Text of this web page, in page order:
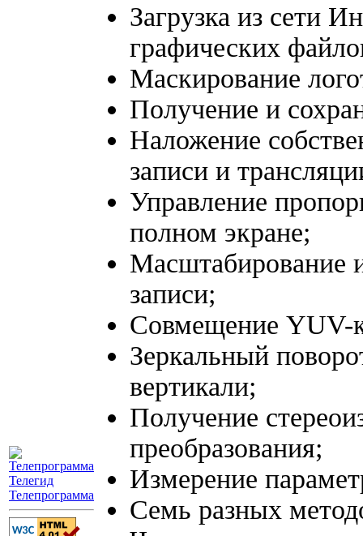
Телепрограмма
Загрузка из сети
графических
Маскирование
Получение и
Наложение
записи и
Управление
полном экране;
Масштабирование
записи;
Совмещение YUV-
Зеркальный
вертикали;
Получение
преобразования;
Измерение
Семь разных